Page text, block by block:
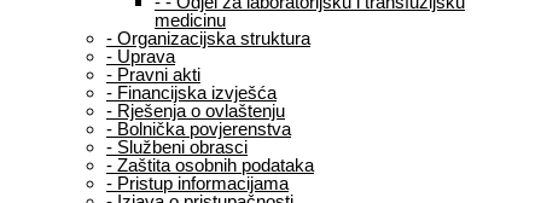
medicinu
- Organizacijska struktura
- Uprava
- Pravni akti
- Financijska izvješća
- Rješenja o ovlaštenju
- Bolnička povjerenstva
- Službeni obrasci
- Zaštita osobnih podataka
- Pristup informacijama